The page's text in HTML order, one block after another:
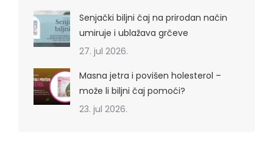
Senjački biljni čaj na prirodan način
umiruje i ublažava grčeve
27. jul 2026.
Masna jetra i povišen holesterol –
može li biljni čaj pomoći?
23. jul 2026.